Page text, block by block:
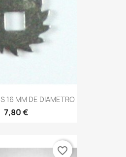
16 MM DE DIAMETRO
7,80 €
favorite_border